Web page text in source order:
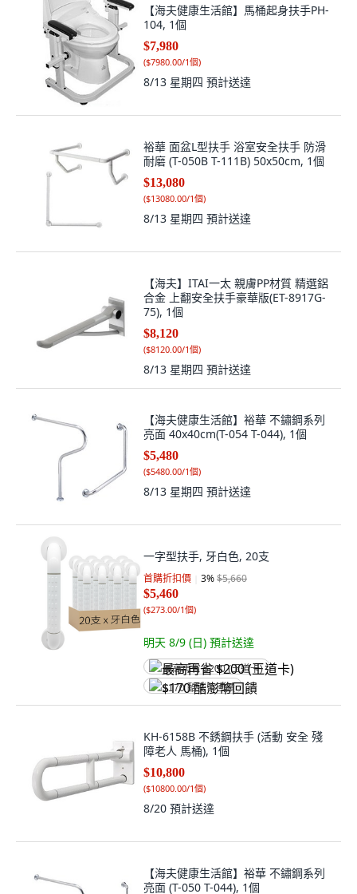
【海夫健康生活館】馬桶起身扶手PH-
104, 1個
$7,980
($7980.00/1個)
8/13 星期四 預計送達
裕華 面盆L型扶手 浴室安全扶手 防滑
耐磨 (T-050B T-111B) 50x50cm, 1個
$13,080
($13080.00/1個)
8/13 星期四 預計送達
【海夫】ITAI一太 親膚PP材質 精選鋁
合金 上翻安全扶手豪華版(ET-8917G-
75), 1個
$8,120
($8120.00/1個)
8/13 星期四 預計送達
【海夫健康生活館】裕華 不鏽鋼系列
亮面 40x40cm(T-054 T-044), 1個
$5,480
($5480.00/1個)
8/13 星期四 預計送達
一字型扶手, 牙白色, 20支
首購折扣價 3%$5,660
$5,460
($273.00/1個)
明天 8/9 (日) 預計送達
最高再省 $200 (王道卡)
$170 酷澎幣回饋
KH-6158B 不銹鋼扶手 (活動 安全 殘
障老人 馬桶), 1個
$10,800
($10800.00/1個)
8/20 預計送達
【海夫健康生活館】裕華 不鏽鋼系列
亮面 (T-050 T-044), 1個